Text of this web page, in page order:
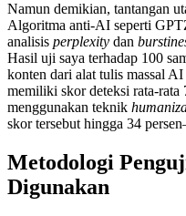
Namun demikian, tantangan
Algoritma anti-AI seperti
analisis perplexity dan
Hasil uji saya terhadap 100
konten dari alat tulis massal
memiliki skor deteksi rata-rata
menggunakan teknik
skor tersebut hingga 34
Metodologi
Digunakan